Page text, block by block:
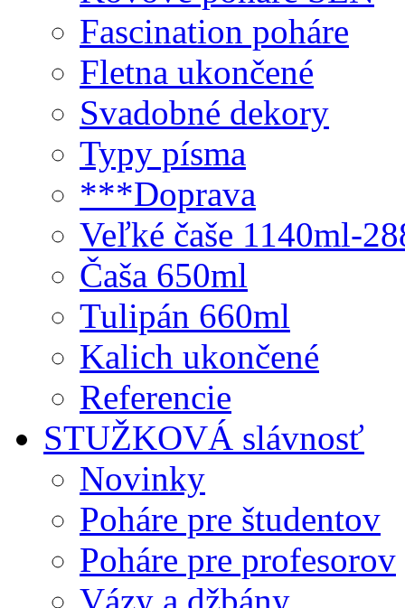
Fascination poháre
Fletna ukončené
Svadobné dekory
Typy písma
***Doprava
Veľké čaše 1140ml-
Čaša 650ml
Tulipán 660ml
Kalich ukončené
Referencie
STUŽKOVÁ slávnosť
Novinky
Poháre pre študentov
Poháre pre profesorov